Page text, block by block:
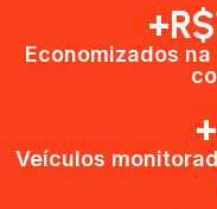
Economizados
Veículos